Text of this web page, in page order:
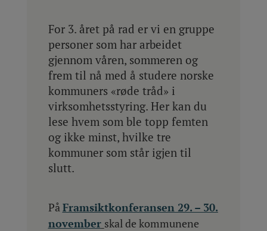
For 3. året på rad er vi en gruppe
personer som har arbeidet
gjennom våren, sommeren og
frem til nå med å studere norske
kommuners «røde tråd» i
virksomhetsstyring. Her kan du
lese hvem som ble topp femten
og ikke minst, hvilke tre
kommuner som står igjen til
slutt.
PåFramsiktkonferansen 29. – 30.
november skal de kommunene